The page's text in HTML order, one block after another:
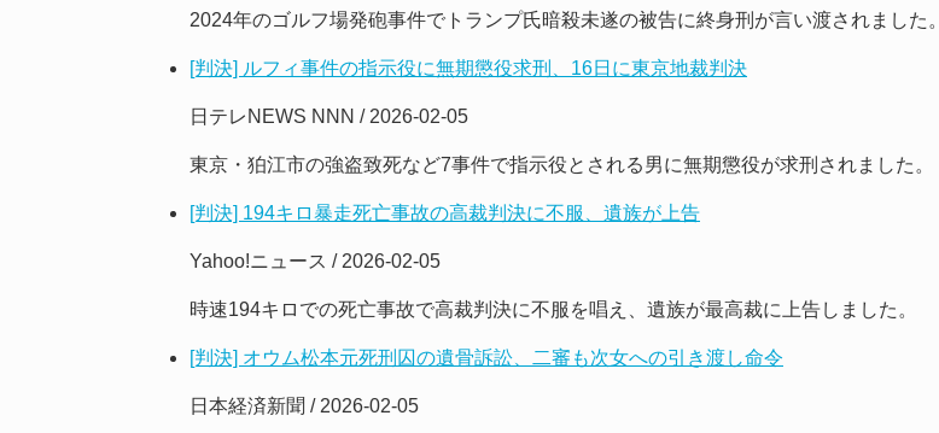
2024年のゴルフ場発砲事件でトランプ氏暗殺未遂の被告に終身刑が言い渡されました。
[判決] ルフィ事件の指示役に無期懲役求刑、16日に東京地裁判決
日テレNEWS NNN / 2026-02-05
東京・狛江市の強盗致死など7事件で指示役とされる男に無期懲役が求刑されました。
[判決] 194キロ暴走死亡事故の高裁判決に不服、遺族が上告
Yahoo!ニュース / 2026-02-05
時速194キロでの死亡事故で高裁判決に不服を唱え、遺族が最高裁に上告しました。
[判決] オウム松本元死刑囚の遺骨訴訟、二審も次女への引き渡し命令
日本経済新聞 / 2026-02-05